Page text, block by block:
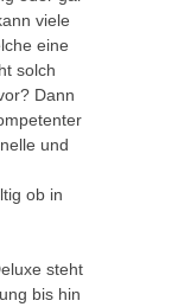
viele
eine
solch
Dann
und
ob in
steht
bis hin